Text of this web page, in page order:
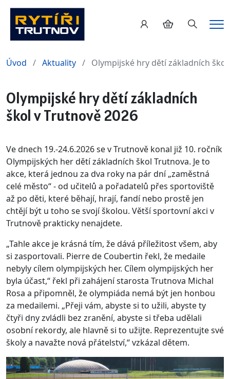
Hledání
Úvod Aktuality Olympijské hry dětí základních škol
Olympijské hry dětí základních
škol v Trutnově 2026
Ve dnech 19.-24.6.2026 se v Trutnově konal již 10. ročník
Olympijských her dětí základních škol Trutnova. Je to
akce, která jednou za dva roky na pár dní „zaměstná
celé město“ - od učitelů a pořadatelů přes sportoviště
až po děti, které běhají, hrají, fandí nebo prostě jen
chtějí být u toho se svojí školou. Větší sportovní akci v
Trutnově prakticky nenajdete.
„Tahle akce je krásná tím, že dává příležitost všem, aby
si zasportovali. Pierre de Coubertin řekl, že medaile
nebyly cílem olympijských her. Cílem olympijských her
byla účast,“ řekl při zahájení starosta Trutnova Michal
Rosa a připomněl, že olympiáda nemá být jen honbou
za medailemi. „Přeji vám, abyste si to užili, abyste ty
čtyři dny zvládli bez zranění, abyste si třeba udělali
osobní rekordy, ale hlavně si to užijte. Reprezentujte své
školy a navažte nová přátelství,“ vzkázal dětem.